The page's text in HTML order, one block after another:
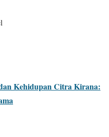
Kehidupan Citra Kirana: